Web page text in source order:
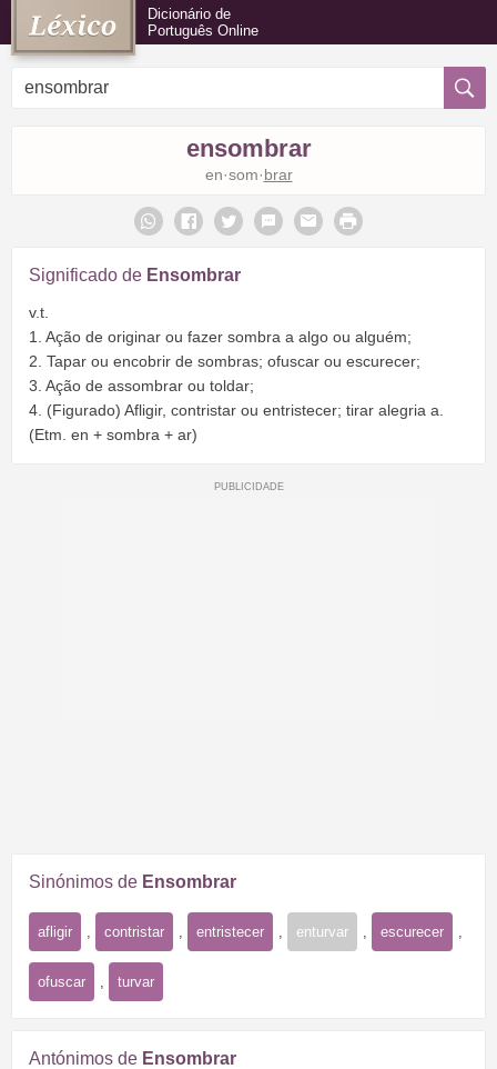
Dicionário de
Português Online
ensombrar
en·som·brar
Significado de Ensombrar
v.t.
1. Ação de originar ou fazer sombra a algo ou alguém;
2. Tapar ou encobrir de sombras; ofuscar ou escurecer;
3. Ação de assombrar ou toldar;
4. (Figurado) Afligir, contristar ou entristecer; tirar alegria a.
(Etm. en + sombra + ar)
Sinónimos de Ensombrar
afligir contristar entristecer enturvar escurecer
ofuscar turvar
Antónimos de Ensombrar